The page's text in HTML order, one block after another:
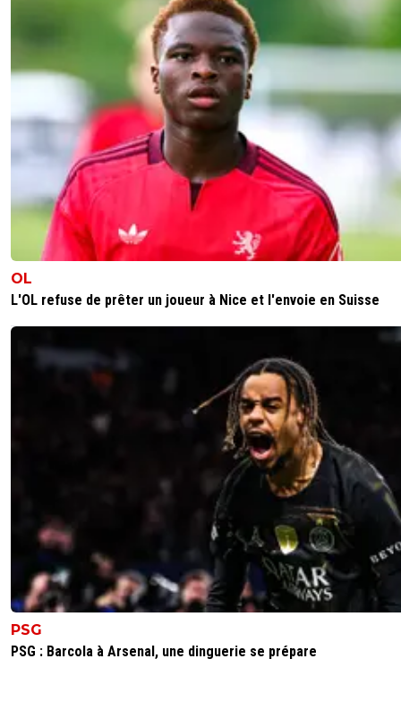
OL
L'OL refuse de prêter un joueur à Nice et l'envoie en Suisse
PSG
PSG : Barcola à Arsenal, une dinguerie se prépare